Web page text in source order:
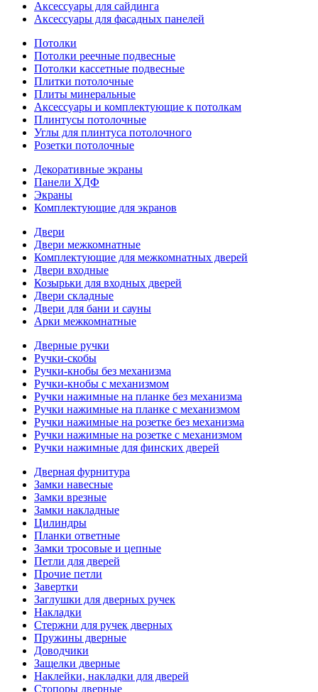
Аксессуары для сайдинга
Аксессуары для фасадных панелей
Потолки
Потолки реечные подвесные
Потолки кассетные подвесные
Плитки потолочные
Плиты минеральные
Аксессуары и комплектующие к потолкам
Плинтусы потолочные
Углы для плинтуса потолочного
Розетки потолочные
Декоративные экраны
Панели ХДФ
Экраны
Комплектующие для экранов
Двери
Двери межкомнатные
Комплектующие для межкомнатных дверей
Двери входные
Козырьки для входных дверей
Двери складные
Двери для бани и сауны
Арки межкомнатные
Дверные ручки
Ручки-скобы
Ручки-кнобы без механизма
Ручки-кнобы с механизмом
Ручки нажимные на планке без механизма
Ручки нажимные на планке с механизмом
Ручки нажимные на розетке без механизма
Ручки нажимные на розетке с механизмом
Ручки нажимные для финских дверей
Дверная фурнитура
Замки навесные
Замки врезные
Замки накладные
Цилиндры
Планки ответные
Замки тросовые и цепные
Петли для дверей
Прочие петли
Завертки
Заглушки для дверных ручек
Накладки
Стержни для ручек дверных
Пружины дверные
Доводчики
Защелки дверные
Наклейки, накладки для дверей
Стопоры дверные